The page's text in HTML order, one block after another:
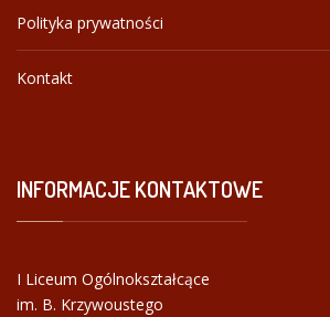
Polityka prywatności
Kontakt
INFORMACJEKONTAKTOWE
I Liceum Ogólnokształcące
im. B. Krzywoustego